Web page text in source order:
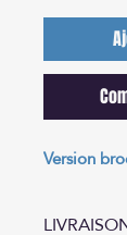
Version